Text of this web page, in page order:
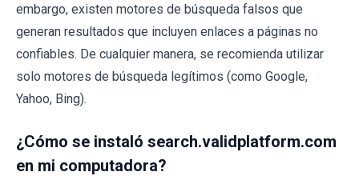
embargo, existen motores de búsqueda falsos que
generan resultados que incluyen enlaces a páginas no
confiables. De cualquier manera, se recomienda utilizar
solo motores de búsqueda legítimos (como Google,
Yahoo, Bing).
¿Cómo se instaló search.validplatform.com
en mi computadora?